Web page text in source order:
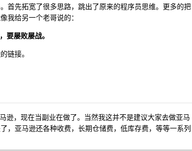
首先拓宽了很多思路，跳出了原来的程序员思维。更多的把
我给另一个老哥说的：
要屡败屡战。
链接。
，现在当副业在做了。当然我这并不是建议大家去做亚马
，亚马逊还各种收费，长期仓储费，低库存费，等等一系列